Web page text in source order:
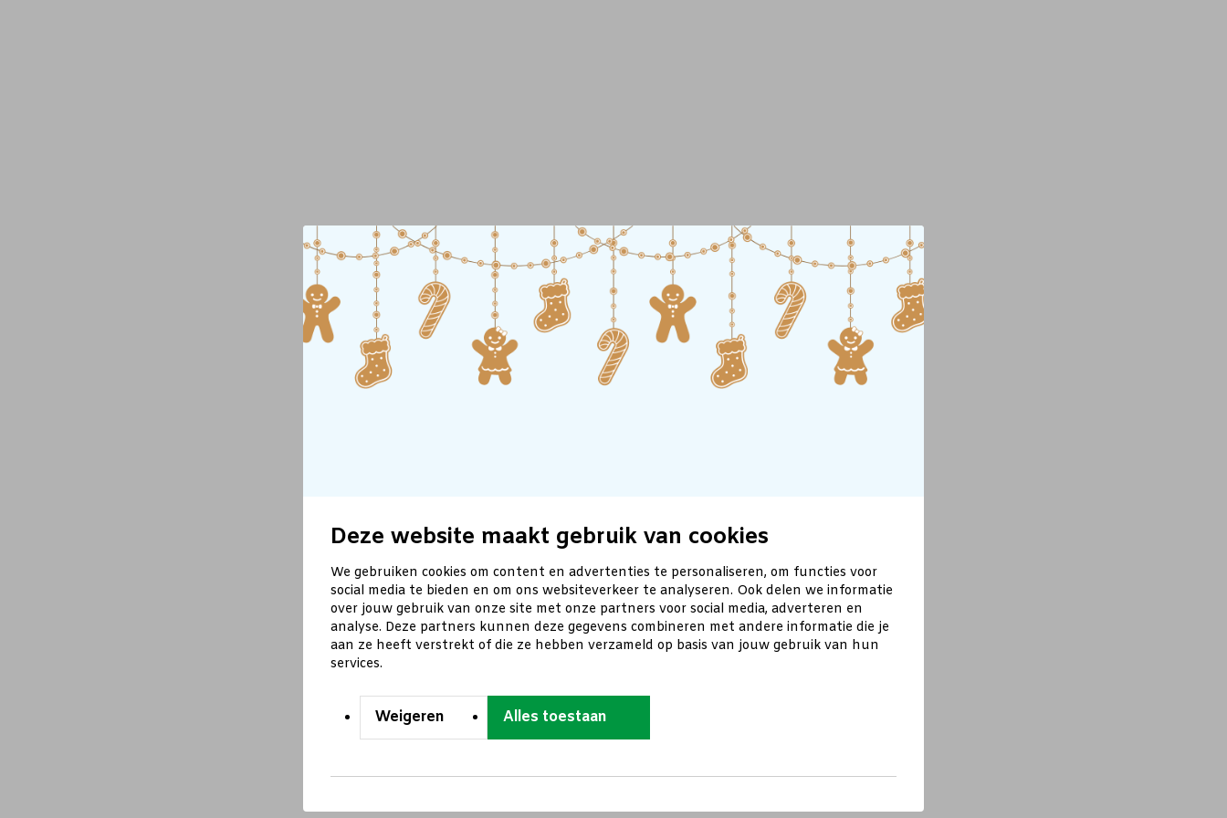
Deze website maakt gebruik van cookies
We gebruiken cookies om content en advertenties te personaliseren, om functies voor
social media te bieden en om ons websiteverkeer te analyseren. Ook delen we informatie
over jouw gebruik van onze site met onze partners voor social media, adverteren en
analyse. Deze partners kunnen deze gegevens combineren met andere informatie die je
aan ze heeft verstrekt of die ze hebben verzameld op basis van jouw gebruik van hun
services.
Weigeren Alles toestaan